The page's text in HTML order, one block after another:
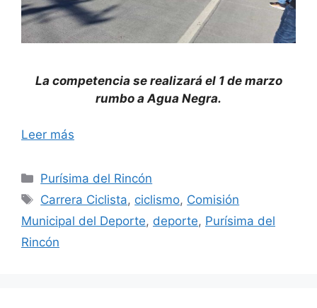
La competencia se realizará el 1 de marzo
rumbo a Agua Negra.
Leer más
Categorías
Purísima del Rincón
Etiquetas
Carrera Ciclista, ciclismo, Comisión
Municipal del Deporte, deporte, Purísima del
Rincón